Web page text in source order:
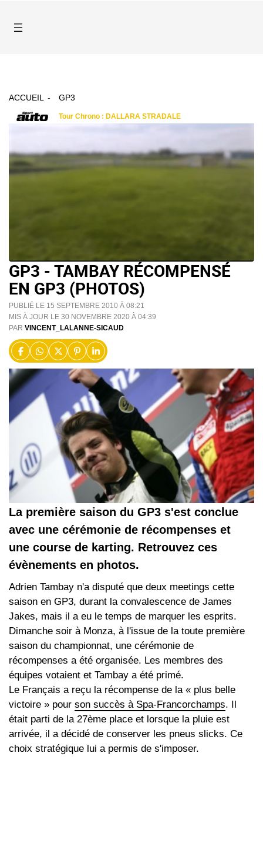
ACCUEIL GP3
GP3 - TAMBAY RÉCOMPENSÉ
EN GP3 (PHOTOS)
PUBLIÉ LE 15 SEPTEMBRE 2010 À 08:21
MIS À JOUR LE 30 NOVEMBRE 2020 À 04:39
PAR VINCENT_LALANNE-SICAUD
La première saison du GP3 s'est conclue
avec une cérémonie de récompenses et
une course de karting. Retrouvez ces
évènements en photos.
Adrien Tambay n'a disputé que deux meetings cette
saison en GP3, durant la convalescence de James
Jakes, mais il a eu le temps de marquer les esprits.
Dimanche soir à Monza, à l'issue de la toute première
saison du championnat, une cérémonie de
récompenses a été organisée. Les membres des
équipes votaient et Tambay a été primé.
Le Français a reçu la récompense de la « plus belle
victoire » pour son succès à Spa-Francorchamps. Il
était parti de la 27ème place et lorsque la pluie est
arrivée, il a décidé de conserver les pneus slicks. Ce
choix stratégique lui a permis de s'imposer.